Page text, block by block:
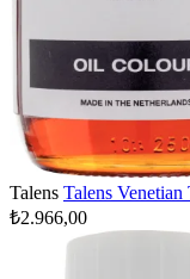
Talens Talens
₺2.966,00